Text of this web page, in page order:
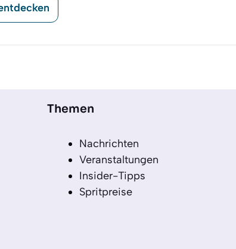
Themen
Nachrichten
Veranstaltungen
Insider-Tipps
Spritpreise